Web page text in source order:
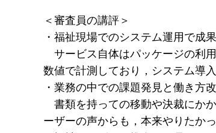
＜審査員の講評＞
・福祉現場でのシステム運用で成果
サービス自体はパッケージの利
数値で計測しており，システム導
・業務の中での課題発見と働き方
書類を持っての移動や決裁にか
ーザーの声からも，本来やりたか